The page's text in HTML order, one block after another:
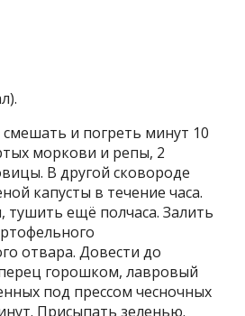
и погреть минут 10
моркови и репы, 2
В другой сковороде
капусты в течение часа.
тушить ещё полчаса. Залить
отвара. Довести до
горошком, лавровый
под прессом чесночных
Присыпать зеленью.